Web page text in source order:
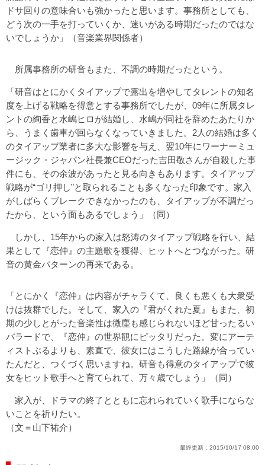
ドサ回りの意味合いも強かったと思います。事務所としても、
どう次の一手を打っていくか、迷いがある時期だったのではな
いでしょうか」（音楽業界関係者）
所属事務所の研音もまた、不調の時期だったという。
「研音はとにかくタイアップで露出を増やしてタレントの知名
度を上げる戦略を得意とする事務所でしたが、09年に所属タレ
ントの絢香と水嶋ヒロが結婚し、水嶋が同社を辞めたあたりか
ら、うまく歯車が回らなくなっていきました。2人の結婚は多く
のタイアップ業者に多大な影響を与え、翌10年にワーナーミュ
ージック・ジャパン社長兼CEOだった吉田敬さんが自殺した事
件にも、その余波があったと見る向きもあります。タイアップ
戦略が“ゴリ押し”と取られることも多くなった印象です。家入
がしばらくブレークできなかったのも、タイアップが不調だっ
たから、という面もあるでしょう」（同）
しかし、15年からの家入は怒涛のタイアップ戦略を行い、結
果として『恋仲』の主題歌を獲得、ヒットへとつながった。研
音の黄金パターンの再来である。
「とにかく『恋仲』は内容がチャラくて、良くも悪くも大衆受
けは抜群でした。そして、家入の『君がくれた夏』もまた、初
期の少しとがった音楽性は微塵も感じられないほど甘ったるい
バラードで、『恋仲』の世界観にピッタリだった。変にアーテ
ィストぶるよりも、素直で、彼女にはこうした路線が合ってい
たんだと、つくづく思いますね。研音も得意のタイアップで彼
女をヒット歌手へと育てられて、万々歳でしょう」（同）
家入が、ドラマの終了とともに忘れられていく歌手にならな
いことを祈りたい。
（文＝山下祐介）
最終更新： 2015/10/17 08:00